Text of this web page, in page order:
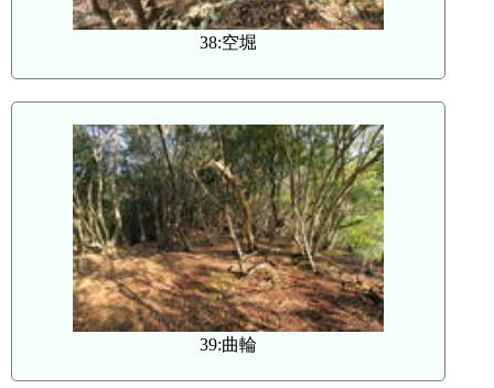
38:空堀
39:曲輪